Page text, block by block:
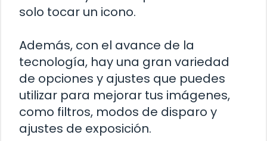
solo tocar un icono.
Además, con el avance de la
tecnología, hay una gran variedad
de opciones y ajustes que puedes
utilizar para mejorar tus imágenes,
como filtros, modos de disparo y
ajustes de exposición.